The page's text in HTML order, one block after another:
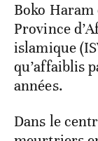
Boko
Province
islamique
qu’affaiblis
années.
Dans le